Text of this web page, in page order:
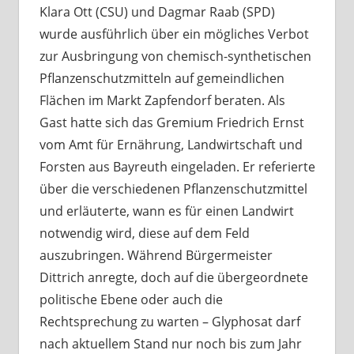
Klara Ott (CSU) und Dagmar Raab (SPD)
wurde ausführlich über ein mögliches Verbot
zur Ausbringung von chemisch-synthetischen
Pflanzenschutzmitteln auf gemeindlichen
Flächen im Markt Zapfendorf beraten. Als
Gast hatte sich das Gremium Friedrich Ernst
vom Amt für Ernährung, Landwirtschaft und
Forsten aus Bayreuth eingeladen. Er referierte
über die verschiedenen Pflanzenschutzmittel
und erläuterte, wann es für einen Landwirt
notwendig wird, diese auf dem Feld
auszubringen. Während Bürgermeister
Dittrich anregte, doch auf die übergeordnete
politische Ebene oder auch die
Rechtsprechung zu warten – Glyphosat darf
nach aktuellem Stand nur noch bis zum Jahr